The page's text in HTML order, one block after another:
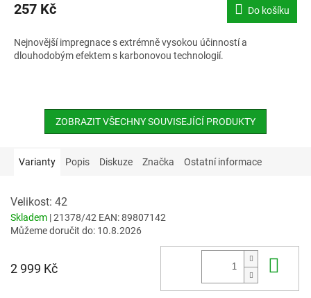
257 Kč Do košíku
Nejnovější impregnace s extrémně vysokou účinností a
dlouhodobým efektem s karbonovou technologií.
ZOBRAZIT VŠECHNY SOUVISEJÍCÍ PRODUKTY
Varianty Popis Diskuze Značka Ostatní informace
Velikost: 42
Skladem | 21378/42 EAN:89807142
Můžeme doručit do: 10.8.2026
2 999 Kč